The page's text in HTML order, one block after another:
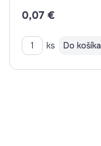
0,07 €
ks Do košíka